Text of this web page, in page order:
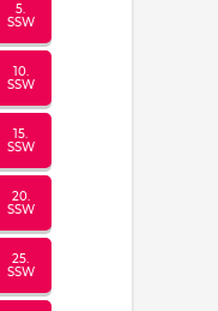
5.
SSW
10.
SSW
15.
SSW
20.
SSW
25.
SSW